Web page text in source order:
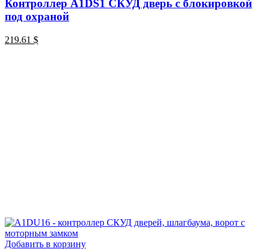
Контроллер A1DS1 СКУД дверь с блокировкой
под охраной
219.61 $
Добавить в корзину